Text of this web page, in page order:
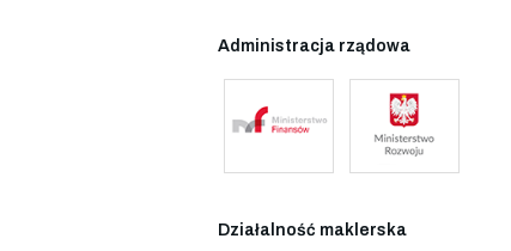
Administracja rządowa
Działalność maklerska